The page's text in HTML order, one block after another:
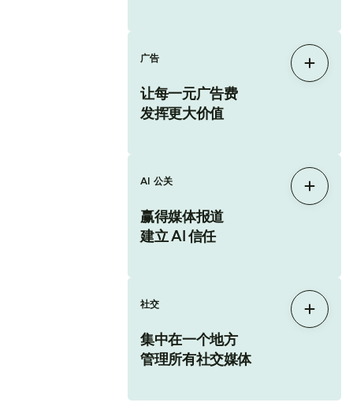
广告
让每一元广告费
发挥更大价值
展开
AI 公关
赢得媒体报道
建立 AI 信任
展开
社交
集中在一个地方
管理所有社交媒体
展开